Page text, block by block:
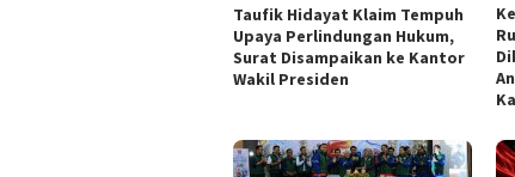
Taufik Hidayat Klaim Tempuh
Upaya Perlindungan Hukum,
Surat Disampaikan ke Kantor
Wakil Presiden